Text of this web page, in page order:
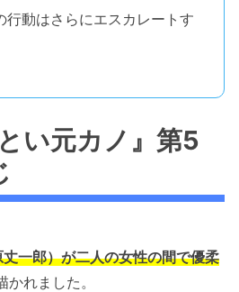
行動はさらにエスカレートす
い元カノ』第5
一郎）が二人の女性の間で優柔
かれました。